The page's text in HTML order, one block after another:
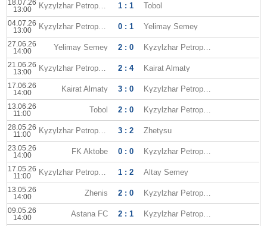
18.07.26
13:00
Kyzylzhar Petropavlovsk 1 : 1 Tobol
04.07.26
13:00
Kyzylzhar Petropavlovsk 0 : 1 Yelimay Semey
27.06.26
14:00
Yelimay Semey 2 : 0 Kyzylzhar Petropavlovsk
21.06.26
13:00
Kyzylzhar Petropavlovsk 2 : 4 Kairat Almaty
17.06.26
14:00
Kairat Almaty 3 : 0 Kyzylzhar Petropavlovsk
13.06.26
11:00
Tobol 2 : 0 Kyzylzhar Petropavlovsk
28.05.26
11:00
Kyzylzhar Petropavlovsk 3 : 2 Zhetysu
23.05.26
14:00
FK Aktobe 0 : 0 Kyzylzhar Petropavlovsk
17.05.26
11:00
Kyzylzhar Petropavlovsk 1 : 2 Altay Semey
13.05.26
14:00
Zhenis 2 : 0 Kyzylzhar Petropavlovsk
09.05.26
14:00
Astana FC 2 : 1 Kyzylzhar Petropavlovsk